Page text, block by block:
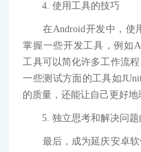
4. 使用工具的技巧
在Android开发中，使
掌握一些开发工具，例如
工具可以简化许多工作流
一些测试方面的工具如
的质量，还能让自己更好地
5. 独立思考和解决问题
最后，成为延庆安卓软